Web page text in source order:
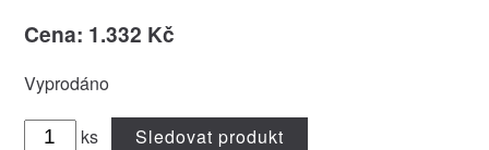
Cena: 1.332 Kč
Vyprodáno
ks Sledovat produkt